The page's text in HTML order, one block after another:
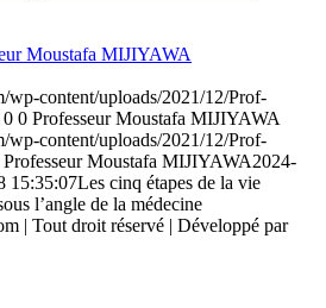
Moustafa MIJIYAWA
content/uploads/2021/12/Prof-
0 0 Professeur Moustafa MIJIYAWA
content/uploads/2021/12/Prof-
Professeur Moustafa MIJIYAWA2024-
15:35:07Les cinq étapes de la vie
l’angle de la médecine
| Tout droit réservé | Développé par